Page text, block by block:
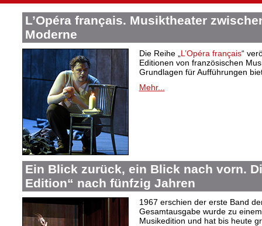
L’Opéra français. Musiktheater
Moderne
Die Reihe „ L’Opéra français“
Editionen von französischen
Grundlagen für Aufführungen
Mehr...
Ein Blick zurück, ein Blick nach vorn.
Edition“ nach fünfzig Jahren
1967 erschien der erste Band
Gesamtausgabe wurde zu
Musikedition und hat bis heute